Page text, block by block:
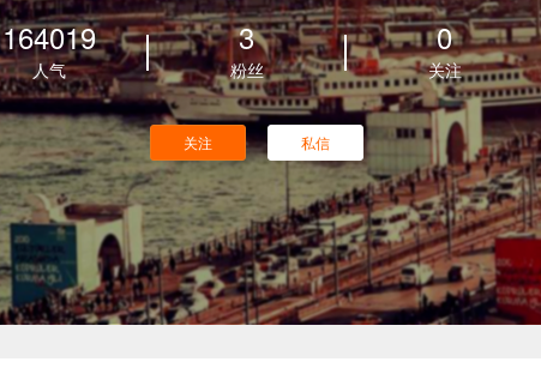
164019
人气
3
粉丝
0
关注
关注 私信